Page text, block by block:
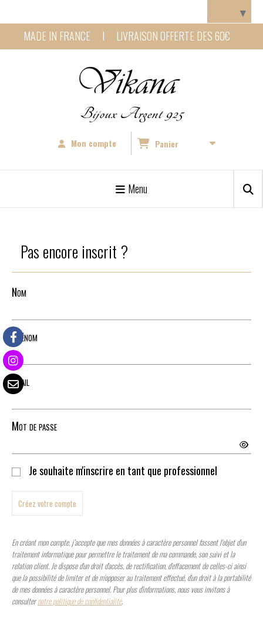
MADE IN FRANCE I LIVRAISON OFFERTE DES 60€
Bijoux Argent 925
Mon compte Panier
Menu
Pas encore inscrit ?
Nom
Prénom
Email
Mot de passe
Je souhaite m'inscrire en tant que professionnel
Créez votre compte
En créant mon compte, j’accepte que mes données à caractère personnel fassent l'objet d'un
traitement informatique pour permettre le traitement de ma commande, son suivi et la
relation client. Je dispose d'un droit d'accès, de rectification, d'effacement de celles-ci ainsi
que la possibilité de limiter et de m'opposer au traitement effectué, d'un droit à la portabilité
de mes données à caractère personnel. Pour plus d'informations, nous vous invitons à
consulternotre politique de confidentialité.
▼